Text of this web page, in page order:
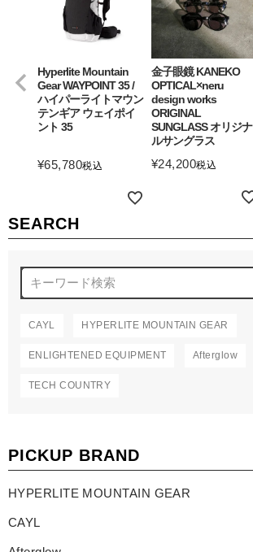
SEARCH
CAYL HYPERLITE MOUNTAIN GEAR
ENLIGHTENED EQUIPMENT Afterglow
TECH COUNTRY
PICKUP BRAND
HYPERLITE MOUNTAIN GEAR
CAYL
Hyperlite Mountain
Gear WAYPOINT 35 /
ハイパーライトマウン
テンギア ウェイポイ
ント 35
¥65,780税込
金子眼鏡 KANEKO
OPTICAL×neru
design works
ORIGINAL
SUNGLASS オリジナ
ルサングラス
¥24,200税込